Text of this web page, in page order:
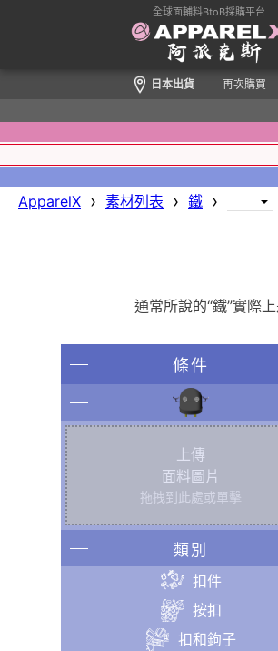
全球面輔料BtoB採購平台
日本出貨 再次購買
ApparelX › 素材列表 › 鐵 ›
通常所說的“鐵”實際
條件
上傳
面料圖片
拖拽到此處或單擊
類別
扣件
按扣
扣和鉤子